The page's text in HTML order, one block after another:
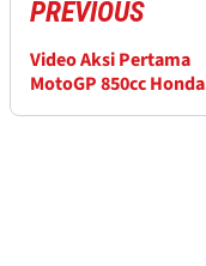
PREVIOUS
Video Aksi Pertama
MotoGP 850cc Honda